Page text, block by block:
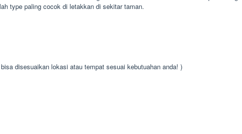
type paling cocok di letakkan di sekitar taman.
disesuaikan lokasi atau tempat sesuai kebutuahan anda! )